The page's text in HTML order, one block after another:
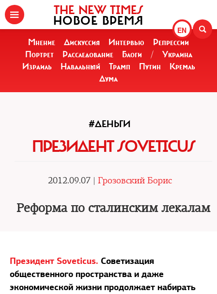
EN
THE NEW TIMES
НОВОЕ ВРЕМЯ
Мнение Дискуссия Интервью
Репрессии
Портрет
Расследование Блоги /
Украина
Израиль
Навальный Трамп Путин
Кремль
Дума
#ДЕНЬГИ
ПРЕЗИДЕНТ SOVETICUS
2012.09.07 | Грозовский Борис
Реформа по сталинским лекалам
Президент Soveticus. Советизация
общественного пространства и даже
экономической жизни продолжает набирать